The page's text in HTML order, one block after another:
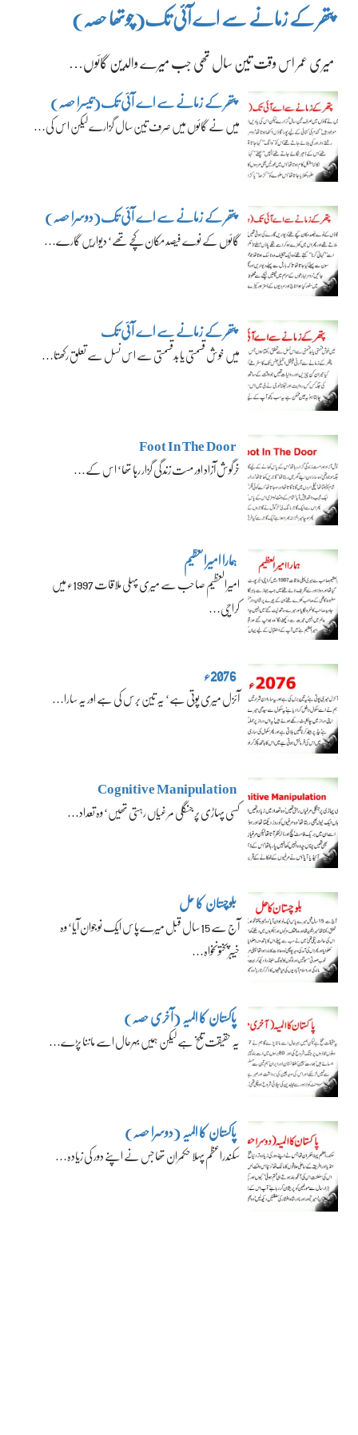
پتھر کے زمانے سے اے آئی تک(چوتھا حصہ)
میری عمر اس وقت تین سال تھی جب میرے والدین گائوں…
پتھر کے زمانے سے اے آئی تک(تیسرا حصہ)
میں نے گائوں میں صرف تین سال گزارے لیکن اس کی…
پتھر کے زمانے سے اے آئی تک(دوسرا حصہ)
گائوں کے نوے فیصد مکان کچے تھے‘ دیواریں گارے…
پتھر کے زمانے سے اے آئی تک
میں خوش قسمتی یا بدقسمتی سے اس نسل سے تعلق رکھتا…
Foot In The Door
خرگوش آزاد اور مست زندگی گزار رہا تھا‘ اس کے…
ہمارا امیرالعظیم
امیرالعظیم صاحب سے میری پہلی ملاقات 1997ء میں
کراچی…
2076ء
آئزل میری پوتی ہے‘ یہ تین برس کی ہے اور یہ سارا…
Cognitive Manipulation
کسی پہاڑی پر جنگلی مرغیاں رہتی تھیں‘ وہ تعداد…
بلوچستان کا حل
آج سے 15 سال قبل میرے پاس ایک نوجوان آیا‘ وہ
خیبرپختونخواہ…
پاکستان کا المیہ (آخری حصہ)
یہ حقیقت تلخ ہے لیکن ہمیں بہرحال اسے ماننا پڑے…
پاکستان کا المیہ (دوسرا حصہ)
سکندراعظم پہلا حکمران تھا جس نے اپنے دور کی زیادہ…